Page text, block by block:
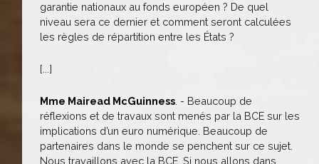
garantie nationaux au fonds européen ? De quel
niveau sera ce dernier et comment seront calculées
les règles de répartition entre les États ?
[...]
Mme Mairead McGuinness . - Beaucoup de
réflexions et de travaux sont menés par la BCE sur les
implications d’un euro numérique. Beaucoup de
partenaires dans le monde se penchent sur ce sujet.
Nous travaillons avec la BCE. Si nous allons dans